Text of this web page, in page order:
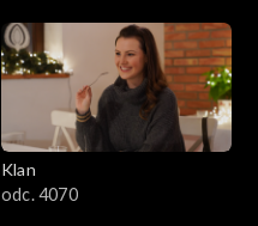
Klan
odc. 4070